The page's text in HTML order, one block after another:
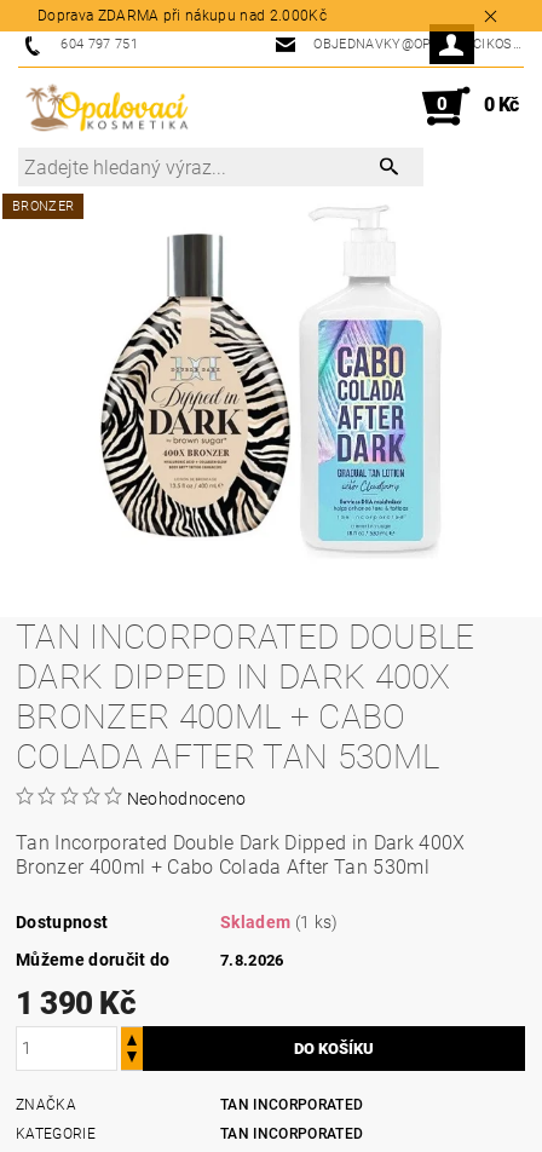
Doprava ZDARMA při nákupu nad 2.000Kč
604 797 751 OBJEDNAVKY@OPALOVACIKOSMETIKA.CZ
0 0 Kč
BRONZER
TAN INCORPORATED DOUBLE
DARK DIPPED IN DARK 400X
BRONZER 400ML + CABO
COLADA AFTER TAN 530ML
Neohodnoceno
Tan Incorporated Double Dark Dipped in Dark 400X
Bronzer 400ml + Cabo Colada After Tan 530ml
Dostupnost Skladem (1 ks)
Můžeme doručit do
7.8.2026
1 390 Kč
ZNAČKA
TAN INCORPORATED
KATEGORIE
TAN INCORPORATED